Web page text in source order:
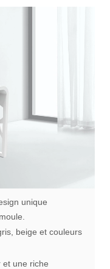
unique
beige et couleurs
et une riche